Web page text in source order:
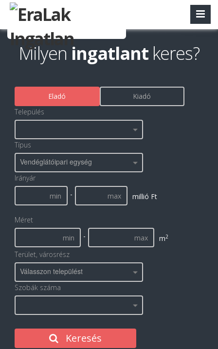
Milyen ingatlant keres?
Eladó
Kiadó
Település
Típus
Vendéglátóipari egység
Irányár
-
millió Ft
Méret
-
m2
Terület, városrész
Válasszon települést
Szobák száma
Keresés